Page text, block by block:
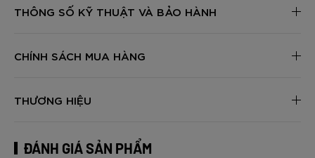
THÔNG SỐ KỸ THUẬT VÀ BẢO HÀNH
CHÍNH SÁCH MUA HÀNG
THƯƠNG HIỆU
ĐÁNH GIÁ SẢN PHẨM